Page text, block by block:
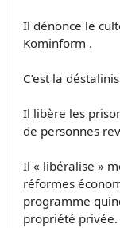
Il dénonce le
Kominform .
C’est la
Il libère les
de personnes
Il « libéralise »
réformes
programme
propriété privée.